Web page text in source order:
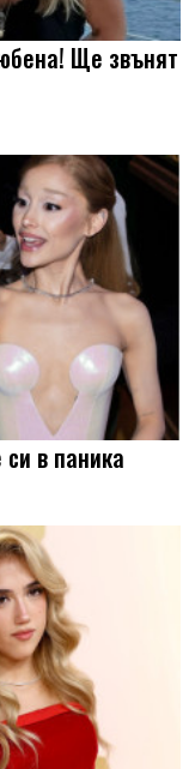
Ще звънят
в паника